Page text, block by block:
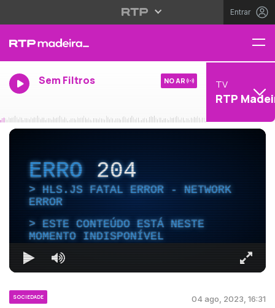
Entrar
Sem Filtros NO AR TV
RTP
ERRO204
HLS.JS FATAL ERROR - NETWORK
ERROR
ESTE CONTEÚDO ESTÁ NESTE
MOMENTO INDISPONÍVEL
SOCIEDADE 04 ago, 2023, 16:31